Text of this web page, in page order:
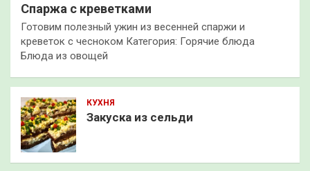
Спаржа с креветками
Готовим полезный ужин из весенней спаржи и
креветок с чесноком Категория: Горячие блюда
Блюда из овощей
КУХНЯ
Закуска из сельди